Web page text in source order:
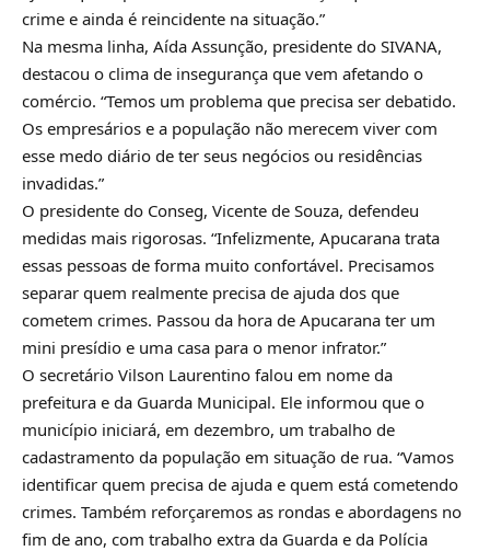
crime e ainda é reincidente na situação.”
Na mesma linha, Aída Assunção, presidente do SIVANA,
destacou o clima de insegurança que vem afetando o
comércio. “Temos um problema que precisa ser debatido.
Os empresários e a população não merecem viver com
esse medo diário de ter seus negócios ou residências
invadidas.”
O presidente do Conseg, Vicente de Souza, defendeu
medidas mais rigorosas. “Infelizmente, Apucarana trata
essas pessoas de forma muito confortável. Precisamos
separar quem realmente precisa de ajuda dos que
cometem crimes. Passou da hora de Apucarana ter um
mini presídio e uma casa para o menor infrator.”
O secretário Vilson Laurentino falou em nome da
prefeitura e da Guarda Municipal. Ele informou que o
município iniciará, em dezembro, um trabalho de
cadastramento da população em situação de rua. “Vamos
identificar quem precisa de ajuda e quem está cometendo
crimes. Também reforçaremos as rondas e abordagens no
fim de ano, com trabalho extra da Guarda e da Polícia